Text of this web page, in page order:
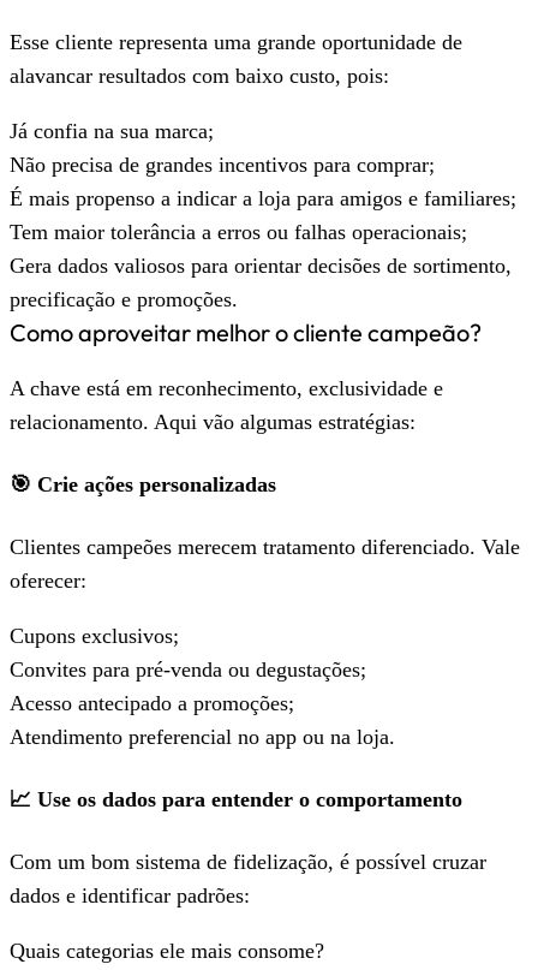
Esse cliente representa uma grande oportunidade de
alavancar resultados com baixo custo, pois:
Já confia na sua marca;
Não precisa de grandes incentivos para comprar;
É mais propenso a indicar a loja para amigos e familiares;
Tem maior tolerância a erros ou falhas operacionais;
Gera dados valiosos para orientar decisões de sortimento,
precificação e promoções.
Como aproveitar melhor o cliente campeão?
A chave está em reconhecimento, exclusividade e
relacionamento. Aqui vão algumas estratégias:
🎯 Crie ações personalizadas
Clientes campeões merecem tratamento diferenciado. Vale
oferecer:
Cupons exclusivos;
Convites para pré-venda ou degustações;
Acesso antecipado a promoções;
Atendimento preferencial no app ou na loja.
📈 Use os dados para entender o comportamento
Com um bom sistema de fidelização, é possível cruzar
dados e identificar padrões:
Quais categorias ele mais consome?